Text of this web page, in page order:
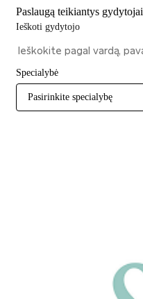
Paslaugą teikiantys gydytojai
Ieškoti gydytojo
Specialybė
Pasirinkite specialybę